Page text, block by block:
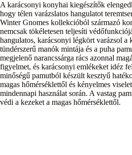
A karácsonyi konyhai kiegészítők
hogy télen varázslatos hangulatot
Winter Gnomes kollekcióból származó
nemcsak tökéletesen teljesíti
hangulatos, karácsonyi légkört varázsol a
tündérszerű manók mintája és a puha
megjelenő narancssárga rács azonnal
figyelmet, és karácsonyi emlékeket idéz
minőségű pamutból készült kesztyű
magas hőmérséklettől és kényelmes
mindennapi használat során. A vastag
védi a kezeket a magas hőmérséklettől.